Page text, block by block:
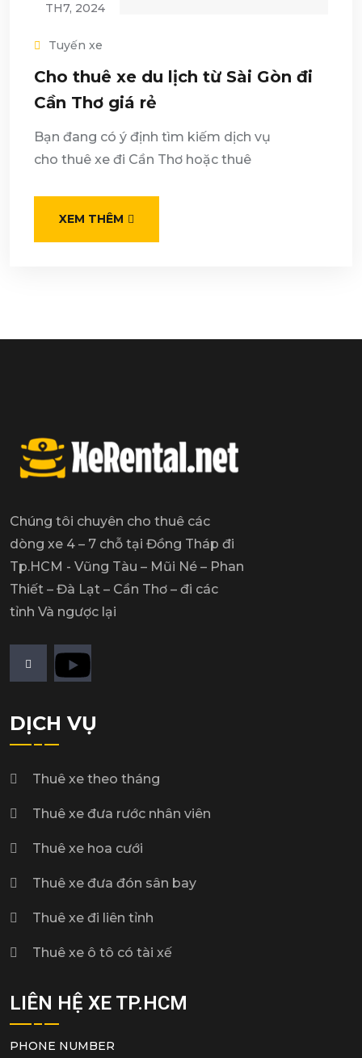
TH7, 2024
Tuyến xe
Cho thuê xe du lịch từ Sài Gòn đi
Cần Thơ giá rẻ
Bạn đang có ý định tìm kiếm dịch vụ
cho thuê xe đi Cần Thơ hoặc thuê
XEM THÊM
Chúng tôi chuyên cho thuê các
dòng xe 4 – 7 chỗ tại Đồng Tháp đi
Tp.HCM - Vũng Tàu – Mũi Né – Phan
Thiết – Đà Lạt – Cần Thơ – đi các
tỉnh Và ngược lại
DỊCH VỤ
Thuê xe theo tháng
Thuê xe đưa rước nhân viên
Thuê xe hoa cưới
Thuê xe đưa đón sân bay
Thuê xe đi liên tỉnh
Thuê xe ô tô có tài xế
LIÊN HỆ XE TP.HCM
PHONE NUMBER